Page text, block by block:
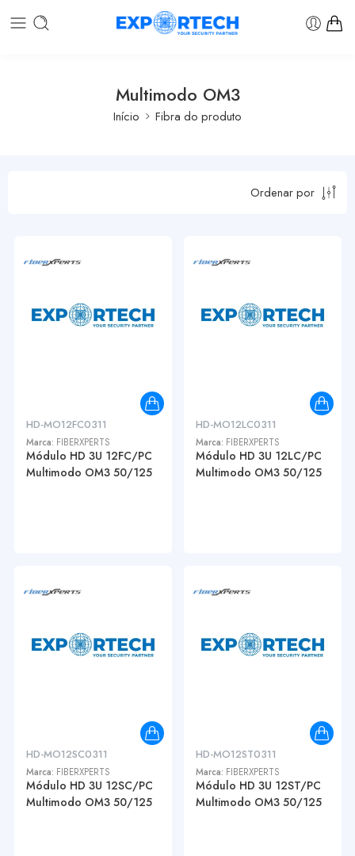
Multimodo OM3
Início Fibra do produto
Ordenar por
HD-MO12FC0311
Marca: FIBERXPERTS
Módulo HD 3U 12FC/PC
Multimodo OM3 50/125
HD-MO12LC0311
Marca: FIBERXPERTS
Módulo HD 3U 12LC/PC
Multimodo OM3 50/125
HD-MO12SC0311
Marca: FIBERXPERTS
Módulo HD 3U 12SC/PC
Multimodo OM3 50/125
HD-MO12ST0311
Marca: FIBERXPERTS
Módulo HD 3U 12ST/PC
Multimodo OM3 50/125